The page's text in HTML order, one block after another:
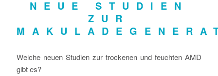
NEUE STUDIEN
ZUR
Welche neuen Studien zur trockenen und feuchten AMD
gibt es?